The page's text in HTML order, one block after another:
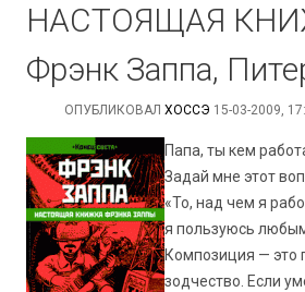
НАСТОЯЩАЯ
Фрэнк Заппа,
ОПУБЛИКОВАЛ ХОССЭ 15-03-2009,
Папа, ты кем
Задай мне этот
«То, над чем я
я пользуюсь
Композиция — это
зодчество. Если